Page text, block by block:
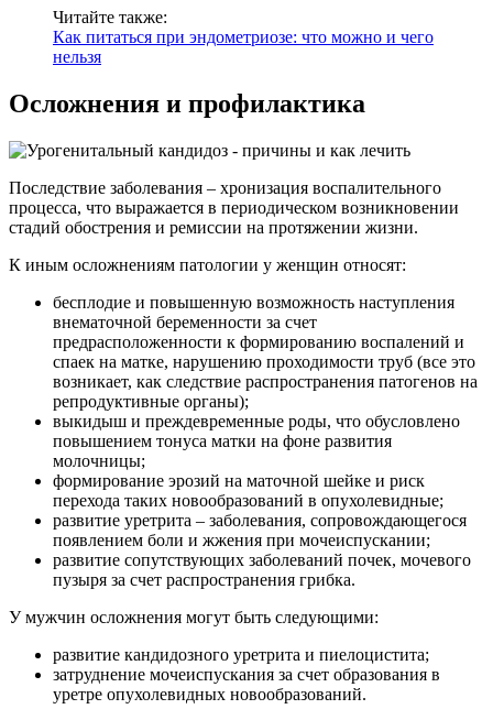
Читайте также:
Как питаться при эндометриозе: что можно и чего
нельзя
Осложнения и профилактика
Последствие заболевания – хронизация воспалительного
процесса, что выражается в периодическом возникновении
стадий обострения и ремиссии на протяжении жизни.
К иным осложнениям патологии у женщин относят:
бесплодие и повышенную возможность наступления
внематочной беременности за счет
предрасположенности к формированию воспалений и
спаек на матке, нарушению проходимости труб (все это
возникает, как следствие распространения патогенов на
репродуктивные органы);
выкидыш и преждевременные роды, что обусловлено
повышением тонуса матки на фоне развития
молочницы;
формирование эрозий на маточной шейке и риск
перехода таких новообразований в опухолевидные;
развитие уретрита – заболевания, сопровождающегося
появлением боли и жжения при мочеиспускании;
развитие сопутствующих заболеваний почек, мочевого
пузыря за счет распространения грибка.
У мужчин осложнения могут быть следующими:
развитие кандидозного уретрита и пиелоцистита;
затруднение мочеиспускания за счет образования в
уретре опухолевидных новообразований.